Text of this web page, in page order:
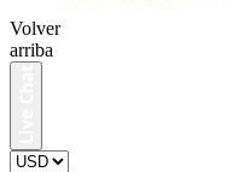
Volver
arriba